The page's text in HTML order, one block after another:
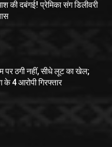
की दबंगई! प्रेमिका संग डिलीवरी
पर ठगी नहीं, सीधे लूट का खेल;
के 4 आरोपी गिरफ्तार